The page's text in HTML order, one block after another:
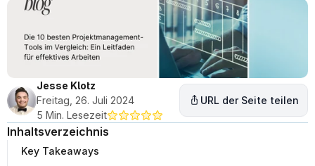
Jesse Klotz
Freitag, 26. Juli 2024
5 Min. Lesezeit
URL der Seite teilen
Inhaltsverzeichnis
Key Takeaways